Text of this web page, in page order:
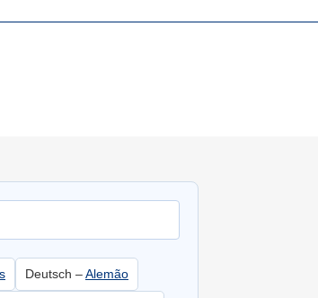
Deutsch –Alemão